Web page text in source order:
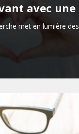
avec
met en lumière